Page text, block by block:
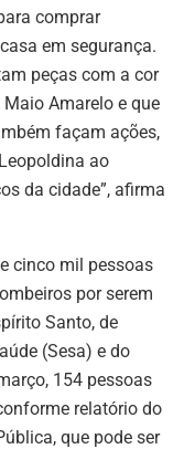
comprar
em segurança.
peças com a cor
Amarelo e que
façam ações,
ao
da cidade”, afirma
cinco mil pessoas
por serem
Santo, de
(Sesa) e do
154 pessoas
relatório do
que pode ser